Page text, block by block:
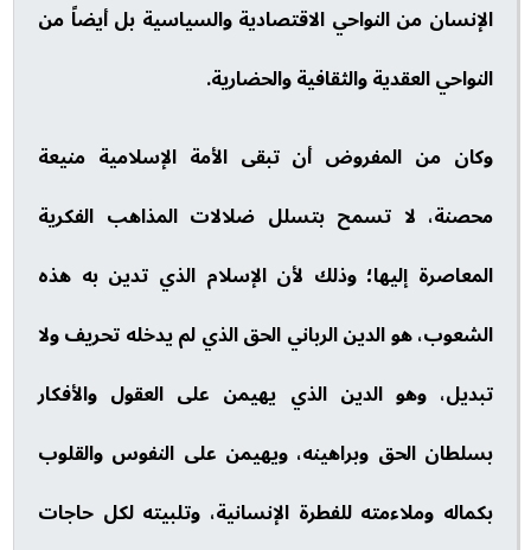
الإنسان من النواحي الاقتصادية والسياسية بل أيضاً من
النواحي العقدية والثقافية والحضارية.
وكان من المفروض أن تبقى الأمة الإسلامية منيعة
محصنة، لا تسمح بتسلل ضلالات المذاهب الفكرية
المعاصرة إليها؛ وذلك لأن الإسلام الذي تدين به هذه
الشعوب، هو الدين الرباني الحق الذي لم يدخله تحريف ولا
تبديل، وهو الدين الذي يهيمن على العقول والأفكار
بسلطان الحق وبراهينه، ويهيمن على النفوس والقلوب
بكماله وملاءمته للفطرة الإنسانية، وتلبيته لكل حاجات